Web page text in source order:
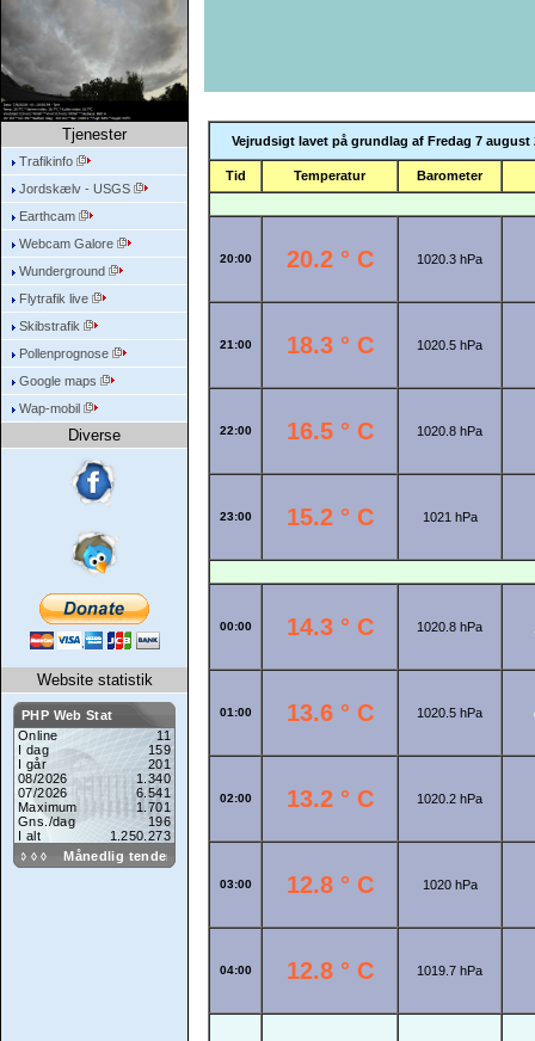
Tjenester
Trafikinfo
Jordskælv - USGS
Earthcam
Webcam Galore
Wunderground
Flytrafik live
Skibstrafik
Pollenprognose
Google maps
Wap-mobil
Diverse
Website statistik
Vejrudsigt lavet på grundlag af Fredag 7 august
Tid Temperatur Barometer
20:00 20.2 ° C 1020.3 hPa
21:00 18.3 ° C 1020.5 hPa
22:00 16.5 ° C 1020.8 hPa
23:00 15.2 ° C 1021 hPa
00:00 14.3 ° C 1020.8 hPa
01:00 13.6 ° C 1020.5 hPa
02:00 13.2 ° C 1020.2 hPa
03:00 12.8 ° C 1020 hPa
04:00 12.8 ° C 1019.7 hPa